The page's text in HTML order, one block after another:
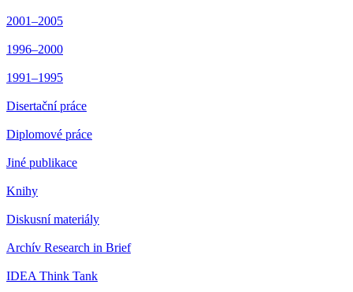
2001–2005
1996–2000
1991–1995
Disertační práce
Diplomové práce
Jiné publikace
Knihy
Diskusní materiály
Archív Research in Brief
IDEA Think Tank